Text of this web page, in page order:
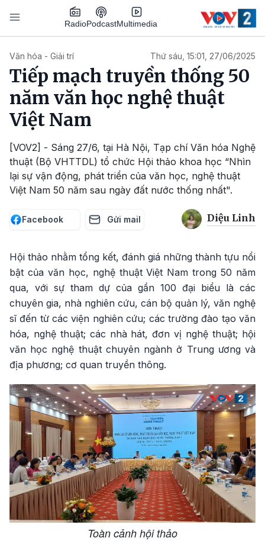
Nhảy đến nội dung
RadioPodcastMultimedia
Văn hóa - Giải trí Thứ sáu, 15:01, 27/06/2025
Tiếp mạch truyền thống 50
năm văn học nghệ thuật
Việt Nam
[VOV2] - Sáng 27/6, tại Hà Nội, Tạp chí Văn hóa Nghệ
thuật (Bộ VHTTDL) tổ chức Hội thảo khoa học “Nhìn
lại sự vận động, phát triển của văn học, nghệ thuật
Việt Nam 50 năm sau ngày đất nước thống nhất".
Facebook Gửi mail Diệu Linh
Hội thảo nhằm tổng kết, đánh giá những thành tựu nổi
bật của văn học, nghệ thuật Việt Nam trong 50 năm
qua, với sự tham dự của gần 100 đại biểu là các
chuyên gia, nhà nghiên cứu, cán bộ quản lý, văn nghệ
sĩ đến từ các viện nghiên cứu; các trường đào tạo văn
hóa, nghệ thuật; các nhà hát, đơn vị nghệ thuật; hội
văn học nghệ thuật chuyên ngành ở Trung ương và
địa phương; cơ quan truyền thông.
Toàn cảnh hội thảo